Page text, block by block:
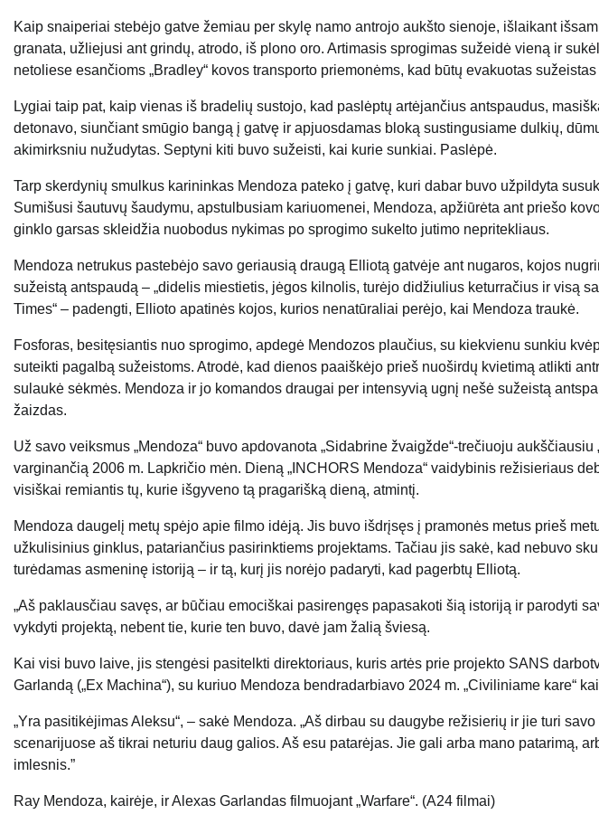
Kaip snaiperiai stebėjo gatve žemiau per skylę namo antrojo aukšto sienoje, išlaikant
granata, užliejusi ant grindų, atrodo, iš plono oro. Artimasis sprogimas sužeidė vieną ir
netoliese esančioms „Bradley“ kovos transporto priemonėms, kad būtų evakuotas
Lygiai taip pat, kaip vienas iš bradelių sustojo, kad paslėptų artėjančius antspaudus,
detonavo, siunčiant smūgio bangą į gatvę ir apjuosdamas bloką sustingusiame dulkių,
akimirksniu nužudytas. Septyni kiti buvo sužeisti, kai kurie sunkiai. Paslėpė.
Tarp skerdynių smulkus karininkas Mendoza pateko į gatvę, kuri dabar buvo užpildyta
Sumišusi šautuvų šaudymu, apstulbusiam kariuomenei, Mendoza, apžiūrėta ant priešo
ginklo garsas skleidžia nuobodus nykimas po sprogimo sukelto jutimo nepritekliaus.
Mendoza netrukus pastebėjo savo geriausią draugą Elliotą gatvėje ant nugaros, kojos
sužeistą antspaudą – „didelis miestietis, jėgos kilnolis, turėjo didžiulius keturračius ir visą
Times“ – padengti, Ellioto apatinės kojos, kurios nenatūraliai perėjo, kai Mendoza traukė.
Fosforas, besitęsiantis nuo sprogimo, apdegė Mendozos plaučius, su kiekvienu sunkiu
suteikti pagalbą sužeistoms. Atrodė, kad dienos paaiškėjo prieš nuoširdų kvietimą atlikti
sulaukė sėkmės. Mendoza ir jo komandos draugai per intensyvią ugnį nešė sužeistą
žaizdas.
Už savo veiksmus „Mendoza“ buvo apdovanota „Sidabrine žvaigžde“-trečiuoju aukščiausiu
varginančią 2006 m. Lapkričio mėn. Dieną „INCHORS Mendoza“ vaidybinis režisieriaus
visiškai remiantis tų, kurie išgyveno tą pragarišką dieną, atmintį.
Mendoza daugelį metų spėjo apie filmo idėją. Jis buvo išdrįsęs į pramonės metus prieš
užkulisinius ginklus, patariančius pasirinktiems projektams. Tačiau jis sakė, kad nebuvo
turėdamas asmeninę istoriją – ir tą, kurį jis norėjo padaryti, kad pagerbtų Elliotą.
„Aš paklausčiau savęs, ar būčiau emociškai pasirengęs papasakoti šią istoriją ir parodyti
vykdyti projektą, nebent tie, kurie ten buvo, davė jam žalią šviesą.
Kai visi buvo laive, jis stengėsi pasitelkti direktoriaus, kuris artės prie projekto SANS
Garlandą („Ex Machina“), su kuriuo Mendoza bendradarbiavo 2024 m. „Civiliniame kare“
„Yra pasitikėjimas Aleksu“, – sakė Mendoza. „Aš dirbau su daugybe režisierių ir jie turi
scenarijuose aš tikrai neturiu daug galios. Aš esu patarėjas. Jie gali arba mano patarimą,
imlesnis.”
Ray Mendoza, kairėje, ir Alexas Garlandas filmuojant „Warfare“. (A24 filmai)